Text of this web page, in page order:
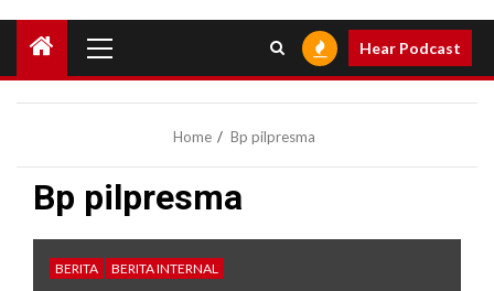
Menu
Hear Podcast
Home Bp pilpresma
Bp pilpresma
BERITA BERITA INTERNAL